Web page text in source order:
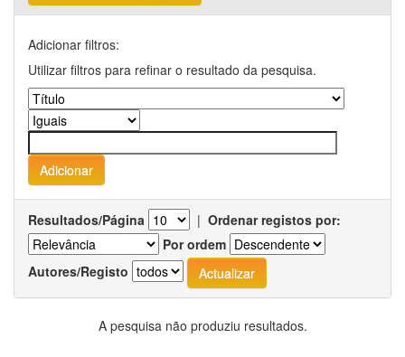
Adicionar filtros:
Utilizar filtros para refinar o resultado da pesquisa.
Resultados/Página | Ordenar registos por:
Por ordem
Autores/Registo
A pesquisa não produziu resultados.